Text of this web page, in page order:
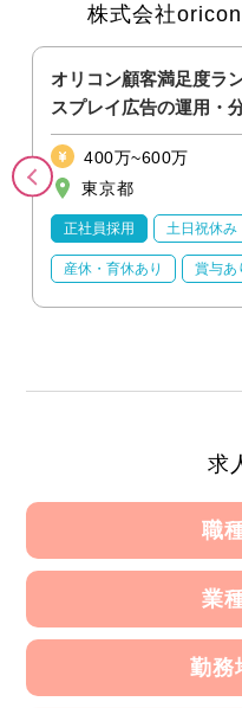
株式会社
オリコン顧客満足度ラ
スプレイ広告の運用・
400万~600万
東京都
正社員採用 土日祝休み
産休・育休あり 賞与あ
求
職
業
勤務